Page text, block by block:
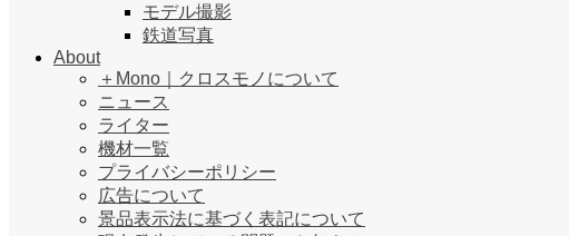
モデル撮影
鉄道写真
About
＋Mono｜クロスモノについて
ニュース
ライター
機材一覧
プライバシーポリシー
広告について
景品表示法に基づく表記について